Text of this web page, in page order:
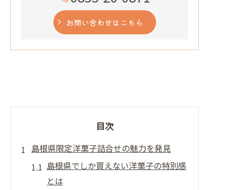
お問い合わせはこちら
目次
島根県限定洋菓子詰合せの魅力を発見
島根県でしか買えない洋菓子の特別感
とは